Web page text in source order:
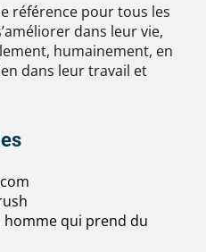
référence pour tous les
dans leur vie,
humainement, en
dans leur travail et
qui prend du